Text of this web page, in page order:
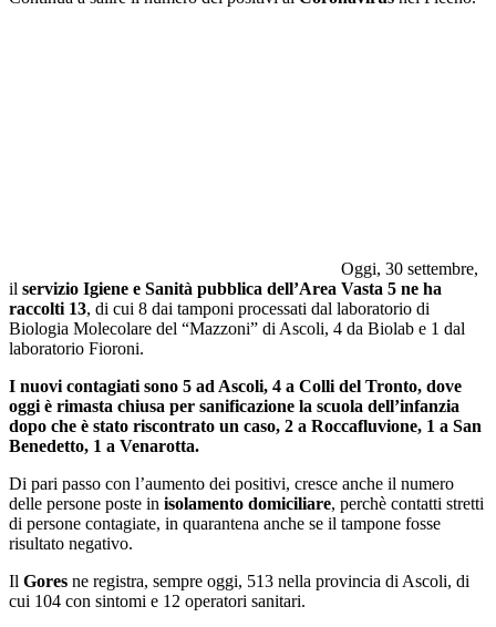
Oggi, 30 settembre,
il servizio Igiene e Sanità pubblica dell’Area Vasta 5 ne ha
raccolti 13, di cui 8 dai tamponi processati dal laboratorio di
Biologia Molecolare del “Mazzoni” di Ascoli, 4 da Biolab e 1 dal
laboratorio Fioroni.
I nuovi contagiati sono 5 ad Ascoli, 4 a Colli del Tronto, dove
oggi è rimasta chiusa per sanificazione la scuola dell’infanzia
dopo che è stato riscontrato un caso, 2 a Roccafluvione, 1 a San
Benedetto, 1 a Venarotta.
Di pari passo con l’aumento dei positivi, cresce anche il numero
delle persone poste in isolamento domiciliare, perchè contatti stretti
di persone contagiate, in quarantena anche se il tampone fosse
risultato negativo.
Il Gores ne registra, sempre oggi, 513 nella provincia di Ascoli, di
cui 104 con sintomi e 12 operatori sanitari.